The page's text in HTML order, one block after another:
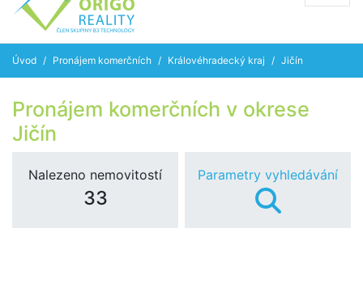
Úvod Pronájem komerčních Královéhradecký kraj Jičín
Pronájem komerčních v okrese
Jičín
Nalezeno nemovitostí
33
Parametry vyhledávání